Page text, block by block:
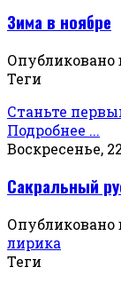
Зима в ноябре
Опубликовано
Теги
Станьте
Подробнее ...
Воскресенье,
Сакральный
Опубликовано
лирика
Теги